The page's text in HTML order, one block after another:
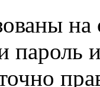
на
пароль